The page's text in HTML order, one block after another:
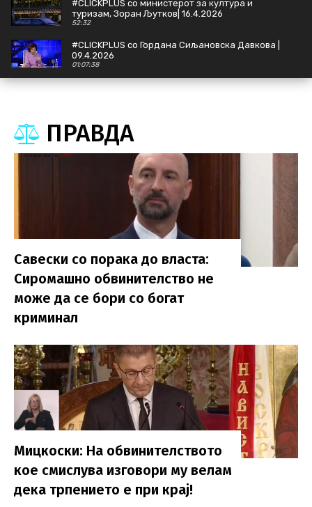
#CLICKPLUS со министерот за култура и
туризам, Зоран Љутков| 16.4.2026
52:32
#CLICKPLUS со Гордана Сиљановска Давкова |
09.4.2026
01:07:38
#CLICKPLUS Наум Стоилковски, Јон Фрчковски
| 26.3.2026
ПРАВДА
Савески со порака до власта:
Сиромашно обвинителство не
може да се бори со богат
криминал
Мицкоски: На обвинителството
кое смислува изговори му велам
дека трпението е при крај!